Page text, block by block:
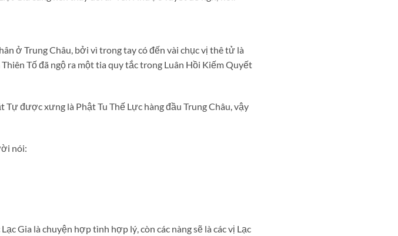
ở Trung Châu, bởi vì trong tay có đến vài chục vị thê tử là
Tố đã ngộ ra một tia quy tắc trong Luân Hồi Kiếm Quyết
được xưng là Phật Tu Thế Lực hàng đầu Trung Châu, vậy
nói:
Gia là chuyện hợp tình hợp lý, còn các nàng sẽ là các vị Lạc